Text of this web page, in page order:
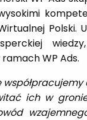
Polski.
WP Ads.
ich w